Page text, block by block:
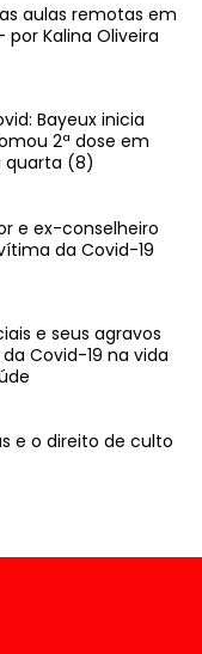
aulas remotas em
Kalina Oliveira
Bayeux inicia
2ª dose em
quarta (8)
e ex-conselheiro
da Covid-19
e seus agravos
Covid-19 na vida
e o direito de culto